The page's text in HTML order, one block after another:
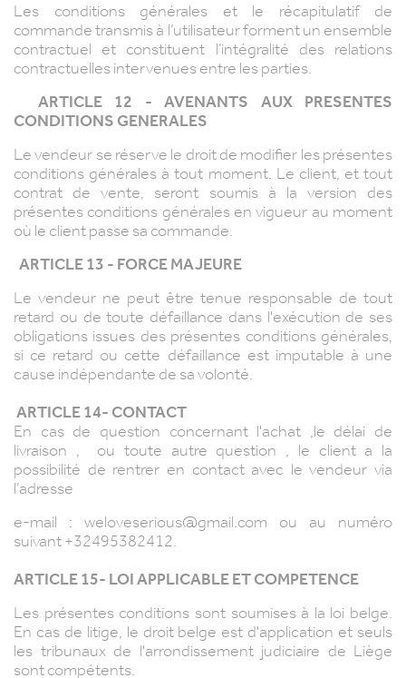
Les conditions générales et le récapitulatif de
commande transmis à l’utilisateur forment un ensemble
contractuel et constituent l’intégralité des relations
contractuelles intervenues entre les parties.
ARTICLE 12 - AVENANTS AUX PRESENTES
CONDITIONS GENERALES
Le vendeur se réserve le droit de modifier les présentes
conditions générales à tout moment. Le client, et tout
contrat de vente, seront soumis à la version des
présentes conditions générales en vigueur au moment
où le client passe sa commande.
ARTICLE 13 - FORCE MAJEURE
Le vendeur ne peut être tenue responsable de tout
retard ou de toute défaillance dans l'exécution de ses
obligations issues des présentes conditions générales,
si ce retard ou cette défaillance est imputable à une
cause indépendante de sa volonté.
ARTICLE 14- CONTACT
En cas de question concernant l'achat ,le délai de
livraison , ou toute autre question , le client a la
possibilité de rentrer en contact avec le vendeur via
l’adresse
e-mail : weloveserious@gmail.com ou au numéro
suivant +32495382412.
ARTICLE 15- LOI APPLICABLE ET COMPETENCE
Les présentes conditions sont soumises à la loi belge.
En cas de litige, le droit belge est d'application et seuls
les tribunaux de l'arrondissement judiciaire de Liège
sont compétents.